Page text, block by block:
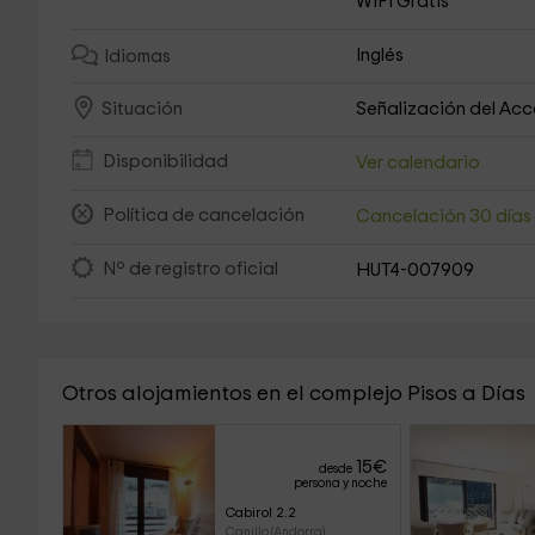
Idiomas Inglés
Situación Señalización del
Disponibilidad Ver calendario
Política de cancelación Cancelación 30 días
Nº de registro oficial HUT4-007909
Otros alojamientos en el complejo Pisos a Días
desde 15€
persona y noche
Cabirol 2.2
Canillo (Andorra)